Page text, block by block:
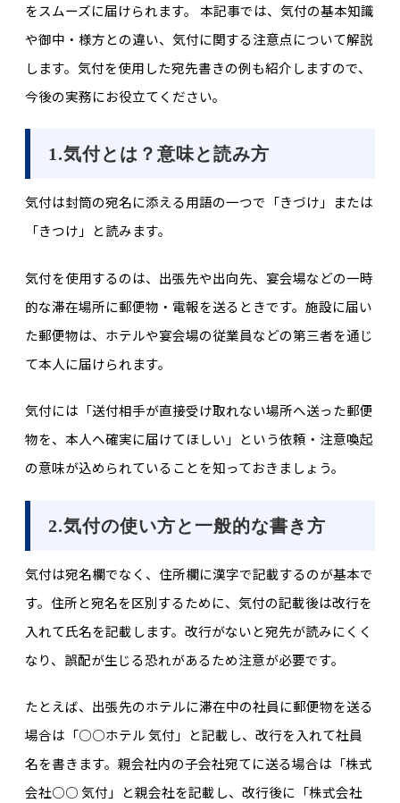
をスムーズに届けられます。 本記事では、気付の基本知識
や御中・様方との違い、気付に関する注意点について解説
します。気付を使用した宛先書きの例も紹介しますので、
今後の実務にお役立てください。
1.気付とは？意味と読み方
気付は封筒の宛名に添える用語の一つで「きづけ」または
「きつけ」と読みます。
気付を使用するのは、出張先や出向先、宴会場などの一時
的な滞在場所に郵便物・電報を送るときです。施設に届い
た郵便物は、ホテルや宴会場の従業員などの第三者を通じ
て本人に届けられます。
気付には「送付相手が直接受け取れない場所へ送った郵便
物を、本人へ確実に届けてほしい」という依頼・注意喚起
の意味が込められていることを知っておきましょう。
2.気付の使い方と一般的な書き方
気付は宛名欄でなく、住所欄に漢字で記載するのが基本で
す。住所と宛名を区別するために、気付の記載後は改行を
入れて氏名を記載します。改行がないと宛先が読みにくく
なり、誤配が生じる恐れがあるため注意が必要です。
たとえば、出張先のホテルに滞在中の社員に郵便物を送る
場合は「○○ホテル 気付」と記載し、改行を入れて社員
名を書きます。親会社内の子会社宛てに送る場合は「株式
会社○○ 気付」と親会社を記載し、改行後に「株式会社